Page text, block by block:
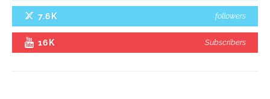
7.6K followers
16K Subscribers